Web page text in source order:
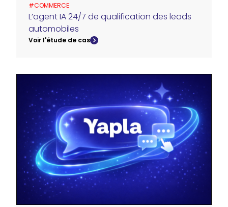
#COMMERCE
L’agent IA 24/7 de qualification des leads
automobiles
Voir l'étude de cas